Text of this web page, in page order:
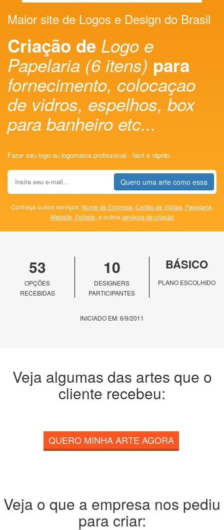
Maior site de Logos e Design do Brasil
Criação de Logo e
Papelaria (6 itens) para
fornecimento, colocaçao
de vidros, espelhos, box
para banheiro etc...
Fazer seu logo ou logomarca profissional - fácil e rápido.
Quero uma arte como essa
Conheça outros serviços: Nome de Empresa, Cartão de Visitas, Papelaria,
Website, Folheto, e outrosserviços de criação
53
OPÇÕES
RECEBIDAS
10
DESIGNERS
PARTICIPANTES
BÁSICO
PLANO ESCOLHIDO
INICIADO EM: 6/9/2011
Veja algumas das artes que o
cliente recebeu:
QUERO MINHA ARTE AGORA
Veja o que a empresa nos pediu
para criar: